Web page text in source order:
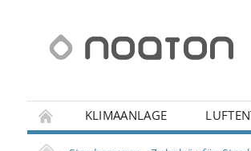
KLIMAANLAGE
IHRE FRAGEN